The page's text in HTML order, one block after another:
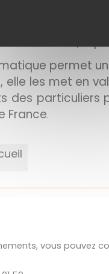
classiques de
Le long de
florales,
permet
les met en
des particuliers
France.
vous pouvez